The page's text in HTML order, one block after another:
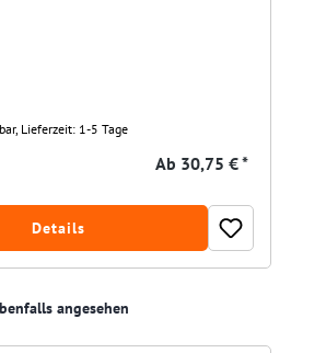
Lieferzeit: 1-5 Tage
Ab 30,75 € *
Details
angesehen